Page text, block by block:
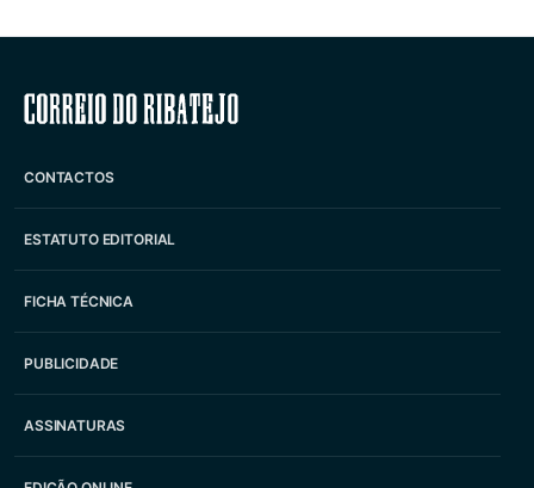
Correio do Ribatejo
CONTACTOS
ESTATUTO EDITORIAL
FICHA TÉCNICA
PUBLICIDADE
ASSINATURAS